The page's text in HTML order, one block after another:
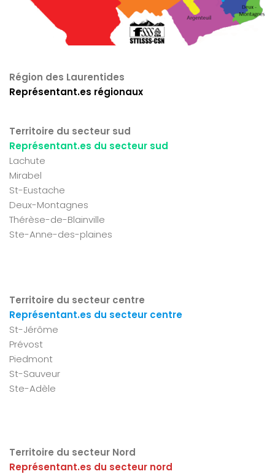
Région des Laurentides
Représentant.es régionaux
Territoire du secteur sud
Représentant.es du secteur sud
Lachute
Mirabel
St-Eustache
Deux-Montagnes
Thérèse-de-Blainville
Ste-Anne-des-plaines
Territoire du secteur centre
Représentant.es du secteur centre
St-Jérôme
Prévost
Piedmont
St-Sauveur
Ste-Adèle
Territoire du secteur Nord
Représentant.es du secteur nord